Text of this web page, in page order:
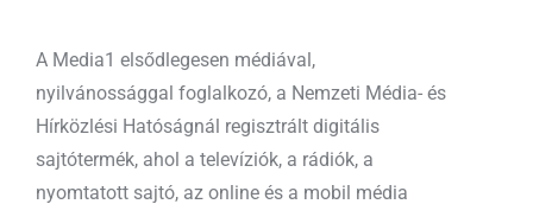
A Media1 elsődlegesen médiával,
nyilvánossággal foglalkozó, a Nemzeti Média- és
Hírközlési Hatóságnál regisztrált digitális
sajtótermék, ahol a televíziók, a rádiók, a
nyomtatott sajtó, az online és a mobil média